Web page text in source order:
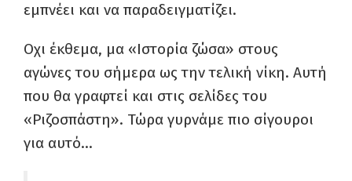
εμπνέει και να παραδειγματίζει.
Οχι έκθεμα, μα «Ιστορία ζώσα» στους
αγώνες του σήμερα ως την τελική νίκη. Αυτή
που θα γραφτεί και στις σελίδες του
«Ριζοσπάστη». Τώρα γυρνάμε πιο σίγουροι
για αυτό…